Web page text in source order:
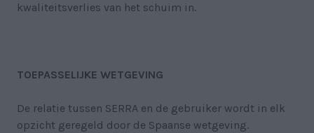
kwaliteitsverlies van het schuim in.
TOEPASSELIJKE WETGEVING
De relatie tussen SERRA en de gebruiker wordt in elk
opzicht geregeld door de Spaanse wetgeving.